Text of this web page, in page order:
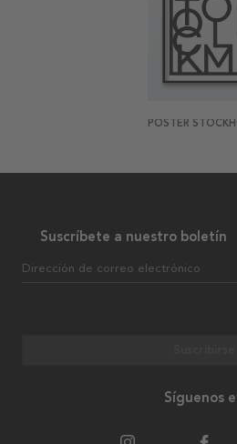
Suscríbete a nuestro boletín
Dirección de correo electrónico
Síguenos